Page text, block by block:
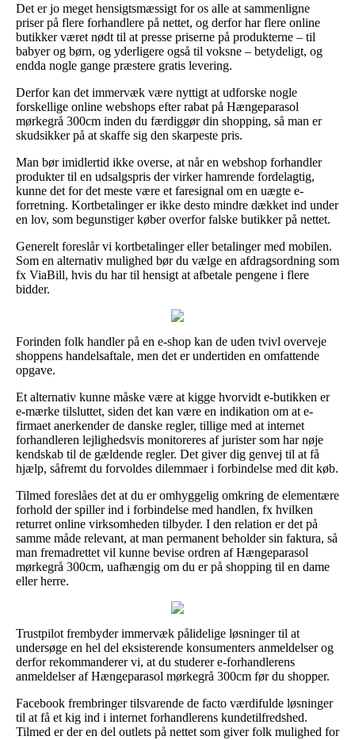
Det er jo meget hensigtsmæssigt for os alle at sammenligne
priser på flere forhandlere på nettet, og derfor har flere online
butikker været nødt til at presse priserne på produkterne – til
babyer og børn, og yderligere også til voksne – betydeligt, og
endda nogle gange præstere gratis levering.
Derfor kan det immervæk være nyttigt at udforske nogle
forskellige online webshops efter rabat på Hængeparasol
mørkegrå 300cm inden du færdiggør din shopping, så man er
skudsikker på at skaffe sig den skarpeste pris.
Man bør imidlertid ikke overse, at når en webshop forhandler
produkter til en udsalgspris der virker hamrende fordelagtig,
kunne det for det meste være et faresignal om en uægte e-
forretning. Kortbetalinger er ikke desto mindre dækket ind under
en lov, som begunstiger køber overfor falske butikker på nettet.
Generelt foreslår vi kortbetalinger eller betalinger med mobilen.
Som en alternativ mulighed bør du vælge en afdragsordning som
fx ViaBill, hvis du har til hensigt at afbetale pengene i flere
bidder.
Forinden folk handler på en e-shop kan de uden tvivl overveje
shoppens handelsaftale, men det er undertiden en omfattende
opgave.
Et alternativ kunne måske være at kigge hvorvidt e-butikken er
e-mærke tilsluttet, siden det kan være en indikation om at e-
firmaet anerkender de danske regler, tillige med at internet
forhandleren lejlighedsvis monitoreres af jurister som har nøje
kendskab til de gældende regler. Det giver dig genvej til at få
hjælp, såfremt du forvoldes dilemmaer i forbindelse med dit køb.
Tilmed foreslåes det at du er omhyggelig omkring de elementære
forhold der spiller ind i forbindelse med handlen, fx hvilken
returret online virksomheden tilbyder. I den relation er det på
samme måde relevant, at man permanent beholder sin faktura, så
man fremadrettet vil kunne bevise ordren af Hængeparasol
mørkegrå 300cm, uafhængig om du er på shopping til en dame
eller herre.
Trustpilot frembyder immervæk pålidelige løsninger til at
undersøge en hel del eksisterende konsumenters anmeldelser og
derfor rekommanderer vi, at du studerer e-forhandlerens
anmeldelser af Hængeparasol mørkegrå 300cm før du shopper.
Facebook frembringer tilsvarende de facto værdifulde løsninger
til at få et kig ind i internet forhandlerens kundetilfredshed.
Tilmed er der en del outlets på nettet som giver folk mulighed for